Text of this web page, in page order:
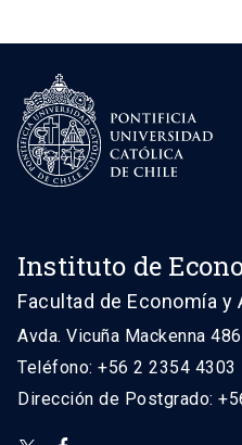
Instituto de
Facultad de Economía y
Avda. Vicuña Mackenna
Teléfono: +56 2 2354 4303
Dirección de Postgrado: